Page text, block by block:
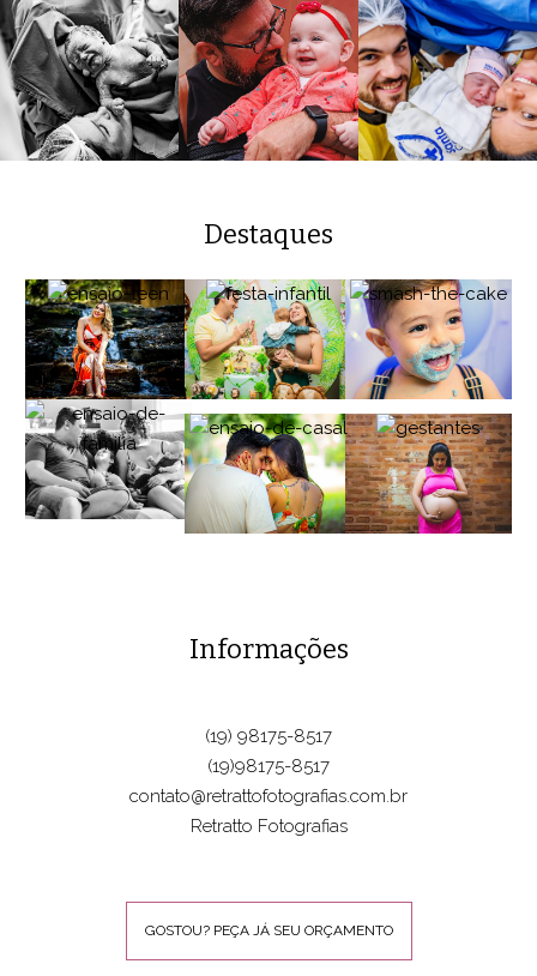
Destaques
Informações
(19) 98175-8517
(19)98175-8517
contato@retrattofotografias.com.br
Retratto Fotografias
GOSTOU? PEÇA JÁ SEU ORÇAMENTO